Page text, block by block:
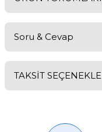
Soru & Cevap
Ürün
TAKSİT